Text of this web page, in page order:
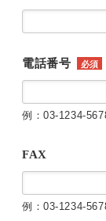
電話番号 必須
例：03-1234-
FAX
例：03-1234-